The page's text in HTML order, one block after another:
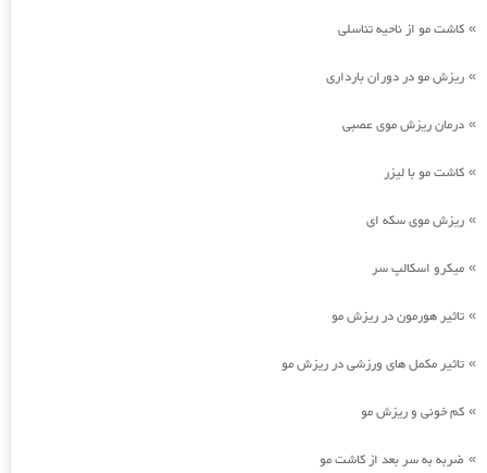
» کاشت مو از ناحیه تناسلی
» ریزش مو در دوران بارداری
» درمان ریزش موی عصبی
» کاشت مو با لیزر
» ریزش موی سکه ای
» میکرو اسکالپ سر
» تاثیر هورمون در ریزش مو
» تاثیر مکمل های ورزشی در ریزش مو
» کم خونی و ریزش مو
» ضربه به سر بعد از کاشت مو